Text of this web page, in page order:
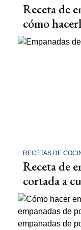
Receta de
cómo
RECETAS DE
Receta de
cortada a